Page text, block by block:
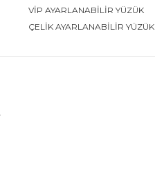
VİP AYARLANABİLİR YÜZÜK
ÇELİK AYARLANABİLİR YÜZÜK